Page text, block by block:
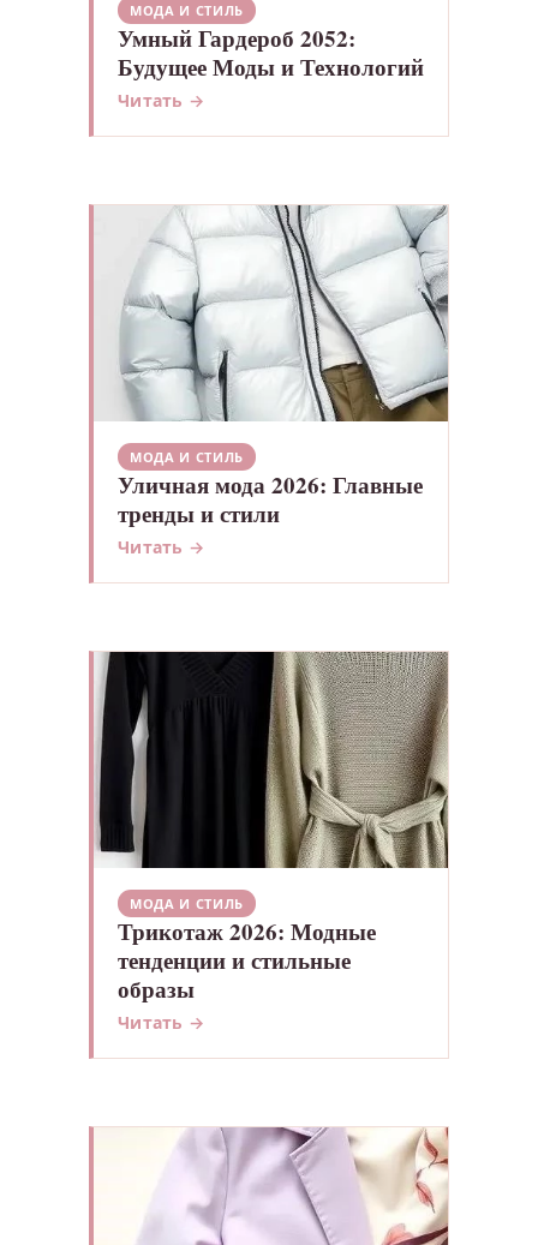
МОДА И СТИЛЬ
Умный Гардероб 2052:
Будущее Моды и Технологий
Читать →
МОДА И СТИЛЬ
Уличная мода 2026: Главные
тренды и стили
Читать →
МОДА И СТИЛЬ
Трикотаж 2026: Модные
тенденции и стильные
образы
Читать →